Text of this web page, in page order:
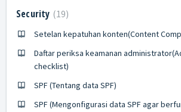
Security 19
Setelan kepatuhan konten(Content
Daftar periksa keamanan
checklist)
SPF (Tentang data SPF)
SPF (Mengonfigurasi data SPF agar